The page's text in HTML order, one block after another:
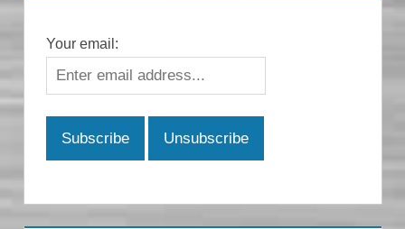
Your email: